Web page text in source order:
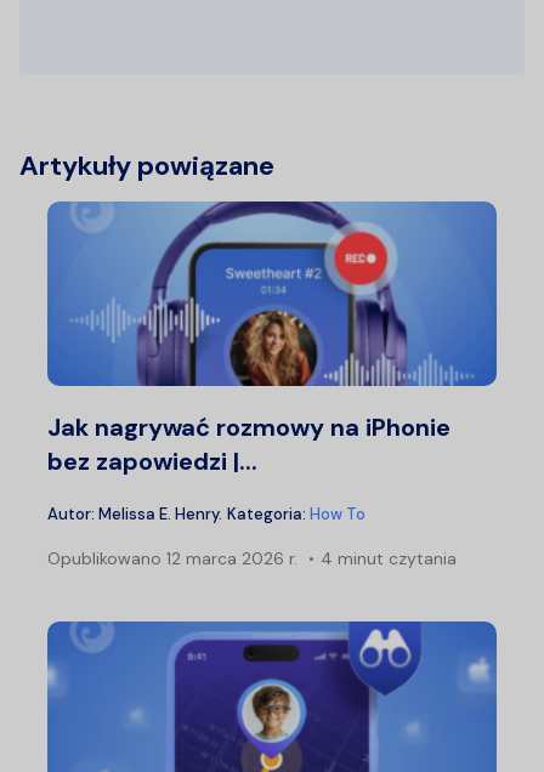
Artykuły powiązane
Jak nagrywać rozmowy na iPhonie
bez zapowiedzi |...
Autor: Melissa E. Henry. Kategoria: How To
Opublikowano 12 marca 2026 r. 4 minut czytania